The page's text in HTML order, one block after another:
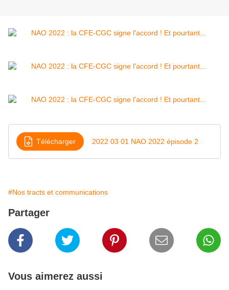
Télécharger 2022 03 01 NAO 2022 épisode 2
#Nos tracts et communications
Partager
Vous aimerez aussi